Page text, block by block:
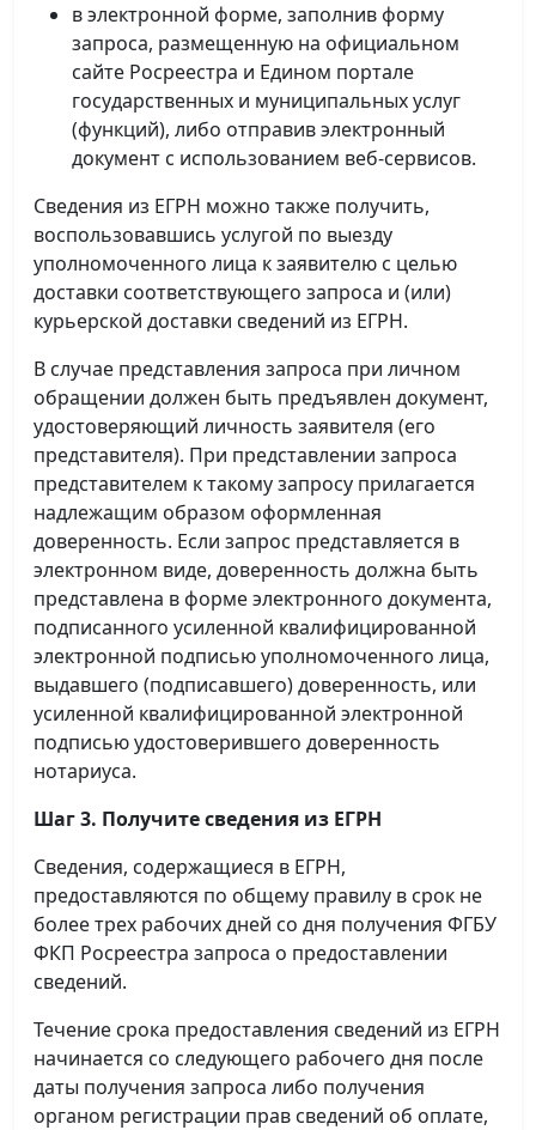
в электронной форме, заполнив форму
запроса, размещенную на официальном
сайте Росреестра и Едином портале
государственных и муниципальных услуг
(функций), либо отправив электронный
документ с использованием веб-сервисов.
Сведения из ЕГРН можно также получить,
воспользовавшись услугой по выезду
уполномоченного лица к заявителю с целью
доставки соответствующего запроса и (или)
курьерской доставки сведений из ЕГРН.
В случае представления запроса при личном
обращении должен быть предъявлен документ,
удостоверяющий личность заявителя (его
представителя). При представлении запроса
представителем к такому запросу прилагается
надлежащим образом оформленная
доверенность. Если запрос представляется в
электронном виде, доверенность должна быть
представлена в форме электронного документа,
подписанного усиленной квалифицированной
электронной подписью уполномоченного лица,
выдавшего (подписавшего) доверенность, или
усиленной квалифицированной электронной
подписью удостоверившего доверенность
нотариуса.
Шаг 3. Получите сведения из ЕГРН
Сведения, содержащиеся в ЕГРН,
предоставляются по общему правилу в срок не
более трех рабочих дней со дня получения ФГБУ
ФКП Росреестра запроса о предоставлении
сведений.
Течение срока предоставления сведений из ЕГРН
начинается со следующего рабочего дня после
даты получения запроса либо получения
органом регистрации прав сведений об оплате,